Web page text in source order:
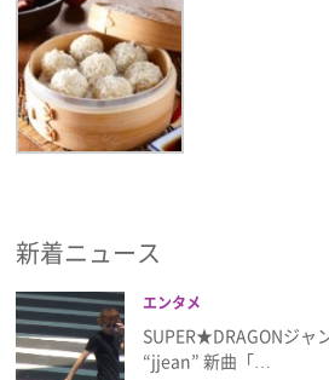
新着ニュース
エンタメ
SUPER★DRAGONジャ
“jjean” 新曲「…